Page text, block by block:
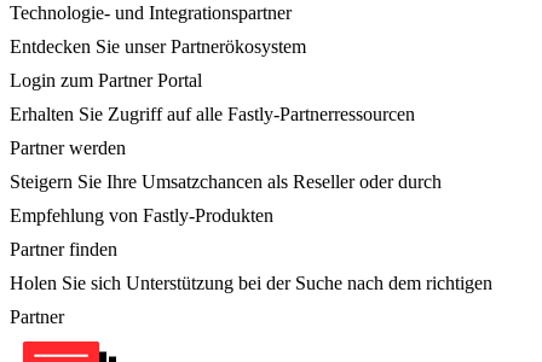
Technologie- und Integrationspartner
Entdecken Sie unser Partnerökosystem
Login zum Partner Portal
Erhalten Sie Zugriff auf alle Fastly-Partnerressourcen
Partner werden
Steigern Sie Ihre Umsatzchancen als Reseller oder durch
Empfehlung von Fastly-Produkten
Partner finden
Holen Sie sich Unterstützung bei der Suche nach dem richtigen
Partner